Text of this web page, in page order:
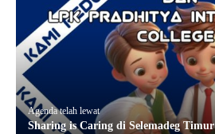
Agenda telah lewat
Sharing is Caring di Selemadeg Timur